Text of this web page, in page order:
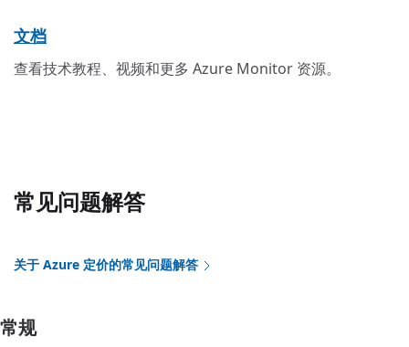
文档
查看技术教程、视频和更多 Azure Monitor 资源。
常见问题解答
关于 Azure 定价的常见问题解答
常规